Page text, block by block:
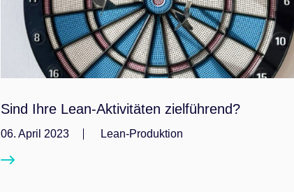
Sind Ihre Lean-Aktivitäten zielführend?
06. April 2023 Lean-Produktion